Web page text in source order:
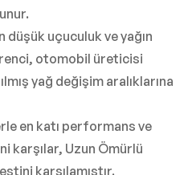
düşük uçuculuk ve yağın
otomobil üreticisi
yağ değişim aralıklarına
en katı performans ve
karşılar, Uzun Ömürlü
karşılamıştır.